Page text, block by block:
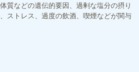
質などの遺伝的要因、過剰な塩分の摂り
ストレス、過度の飲酒、喫煙などが関与